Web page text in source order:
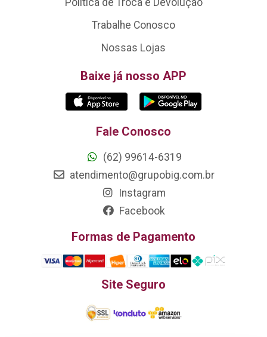
Trabalhe Conosco
Nossas Lojas
Baixe já nosso APP
Fale Conosco
(62) 99614-6319
atendimento@grupobig.com.br
Instagram
Facebook
Formas de Pagamento
Site Seguro